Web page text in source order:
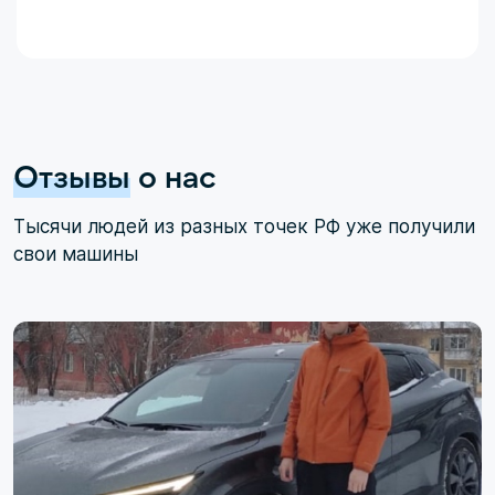
Отзывы о нас
Тысячи людей из разных точек РФ уже получили
свои машины